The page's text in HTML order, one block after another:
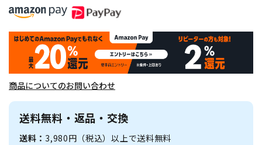
商品についてのお問い合わせ
送料無料・返品・交換
送料：3,980円（税込）以上で送料無料